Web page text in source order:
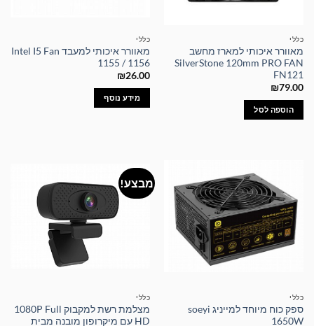
כללי
מאוורר איכותי למארז מחשב
SilverStone 120mm PRO FAN
FN121
₪79.00
הוספה לסל
כללי
מאוורר איכותי למעבד Intel I5 Fan
1155 / 1156
₪26.00
מידע נוסף
כללי
ספק כוח מיוחד למייניג soeyi
1650W
מבצע!
כללי
מצלמת רשת למקבוק 1080P Full
HD עם מיקרופון מובנה מבית